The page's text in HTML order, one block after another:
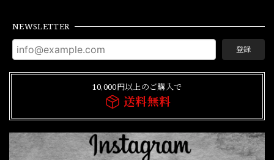
NEWSLETTER
登録
10,000円以上のご購入で
送料無料